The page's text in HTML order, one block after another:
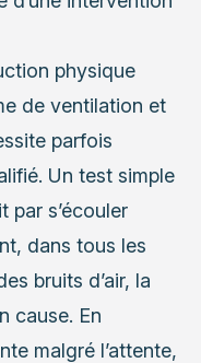
physique
de ventilation et
parfois
Un test simple
par s’écouler
dans tous les
bruits d’air, la
cause. En
malgré l’attente,